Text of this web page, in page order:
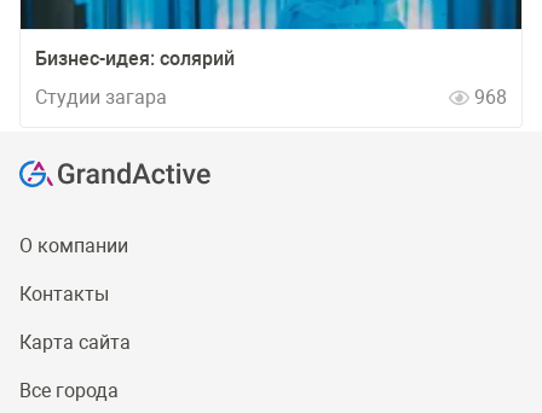
Бизнес-идея: солярий
Студии загара
968
О компании
Контакты
Карта сайта
Все города